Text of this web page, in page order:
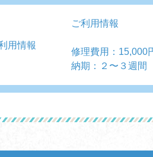
用情報
ご利用情報
修理費用：15,000
納期：２〜３週間